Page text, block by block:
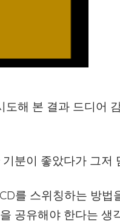
해 본 결과 드디어
분이 좋았다가 그저
를 스위칭하는 방법
공유해야 한다는 생